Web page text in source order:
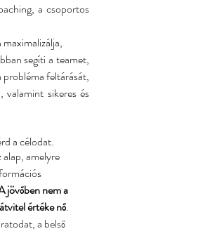
a csoportos
segíti a teamet,
probléma feltárását,
sikeres és
a célodat.
amelyre
jövőben nem a
értéke nő.
a belső